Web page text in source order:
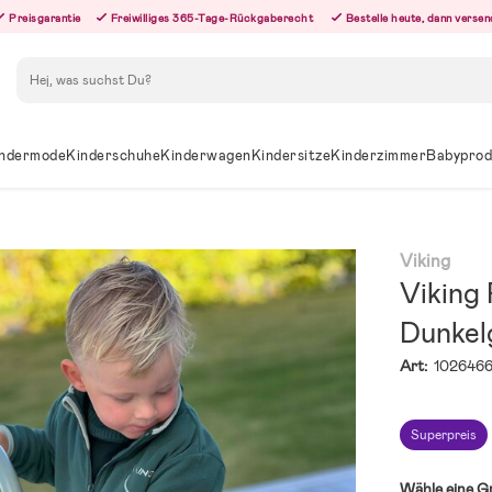
Preisgarantie Freiwilliges 365-Tage-Rückgaberecht Bestelle heute, dann
KinderschuheKinderwagenKindersitzeKinderzimmer
Viking
Viking
Art:
Superpreis